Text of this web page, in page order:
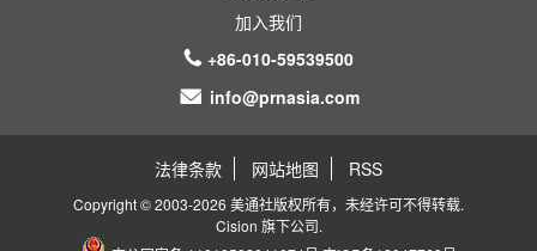
加入我们
+86-010-59539500
info@prnasia.com
法律条款 网站地图 RSS
Copyright © 2003-2026 美通社版权所有，未经许可不得转载.
Cision 旗下公司.